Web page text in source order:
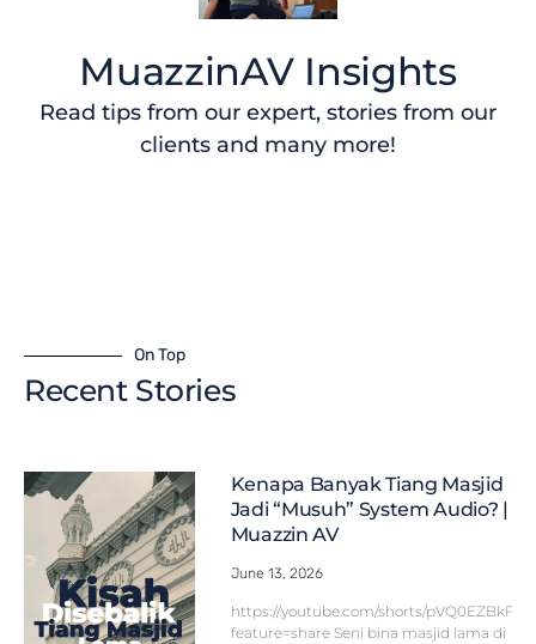
MuazzinAV Insights
Read tips from our expert, stories from our
clients and many more!
On Top
Recent Stories
Kenapa Banyak Tiang Masjid
Jadi “Musuh” System Audio? |
Muazzin AV
June 13, 2026
https://youtube.com/shorts/
feature=share Seni bina masjid lama di